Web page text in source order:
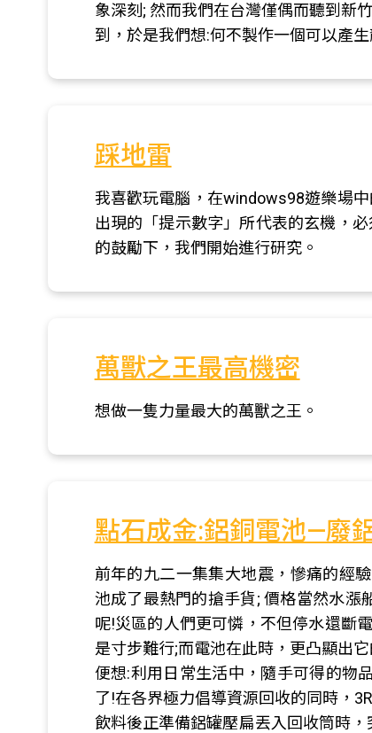
象深刻; 然而我們在台灣僅偶而聽到新
到，於是我們想:何不製作一個可以產
踩地雷
我喜歡玩電腦，在windows98遊樂場
出現的「提示數字」所代表的玄機，
的鼓勵下，我們開始進行研究。
萬獸之王最高機密
想做一隻力量最大的萬獸之王。
點石成金:鋁銅電池—廢
前年的九二一集集大地震，慘痛的經
池成了最熱門的搶手貨; 價格當然水漲
呢!災區的人們更可憐，不但停水還斷
是寸步難行;而電池在此時，更凸顯出
便想:利用日常生活中，隨手可得的物
了!在各界極力倡導資源回收的同時，
飲料後正準備鋁罐壓扁丟入回收筒時